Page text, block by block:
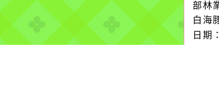
部林
白海
日期